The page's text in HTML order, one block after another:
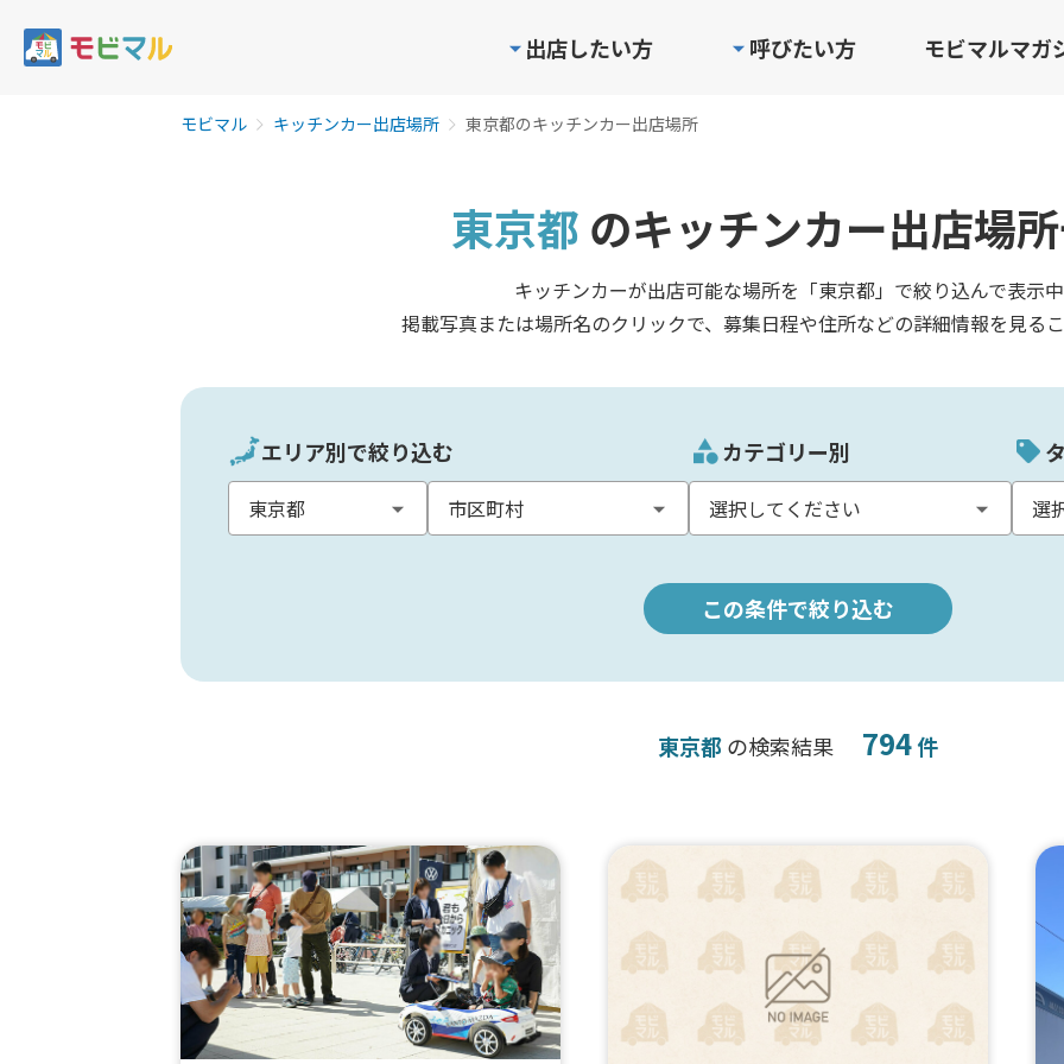
出店したい方 呼びたい方 モビマルマガ
モビマル キッチンカー出店場所 東京都のキッチンカー出店場所
東京都 のキッチンカー出店場
キッチンカーが出店可能な場所を「東京都」で絞り込んで表示
掲載写真または場所名のクリックで、募集日程や住所などの詳細情報を見る
エリア別で絞り込む カテゴリー別
この条件で絞り込む
東京都の検索結果 794件